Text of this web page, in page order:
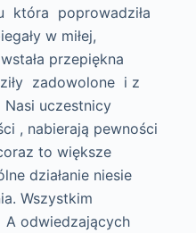
która poprowadziła
w miłej,
przepiękna
zadowolone i z
Nasi uczestnicy
, nabierają pewności
to większe
działanie niesie
Wszystkim
odwiedzających